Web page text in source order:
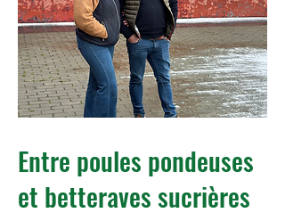
Entre poules pondeuses
et betteraves sucrières